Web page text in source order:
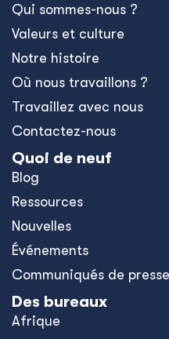
Qui sommes-nous ?
Valeurs et culture
Notre histoire
Où nous travaillons ?
Travaillez avec nous
Contactez-nous
Quoi de neuf
Blog
Ressources
Nouvelles
Événements
Communiqués de presse
Des bureaux
Afrique